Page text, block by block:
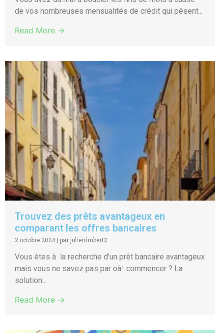
de vos nombreuses mensualités de crédit qui pèsent...
Read More →
Trouvez des prêts avantageux en
comparant les offres bancaires
2 octobre 2024 | par julienimbert2
Vous êtes à la recherche d’un prêt bancaire avantageux
mais vous ne savez pas par oà¹ commencer ? La
solution...
Read More →